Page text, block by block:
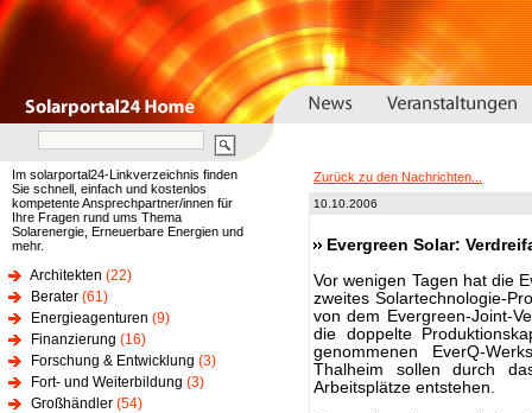
Im solarportal24-Linkverzeichnis finden
Sie schnell, einfach und kostenlos
kompetente Ansprechpartner/innen für
Ihre Fragen rund ums Thema
Solarenergie, Erneuerbare Energien und
mehr.
Architekten (22)
Berater (61)
Energieagenturen (9)
Finanzierung (16)
Forschung & Entwicklung (3)
Fort- und Weiterbildung (3)
Großhändler (54)
Zurück zu den Nachrichten...
10.10.2006
Evergreen Solar:
Vor wenigen Tagen hat die
zweites Solartechnologie-
von dem Evergreen-Joint-
die doppelte
genommenen EverQ-
Thalheim sollen durch
Arbeitsplätze entstehen.